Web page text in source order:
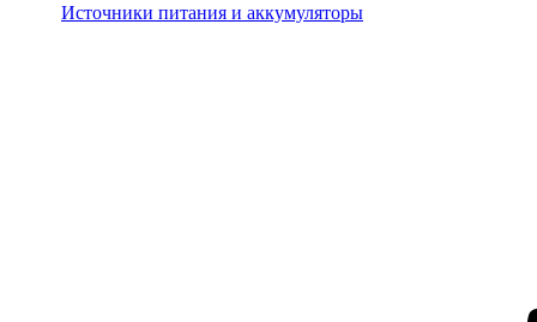
Источники питания и аккумуляторы